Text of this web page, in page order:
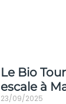
Le Bio
escale à
23/09/2025